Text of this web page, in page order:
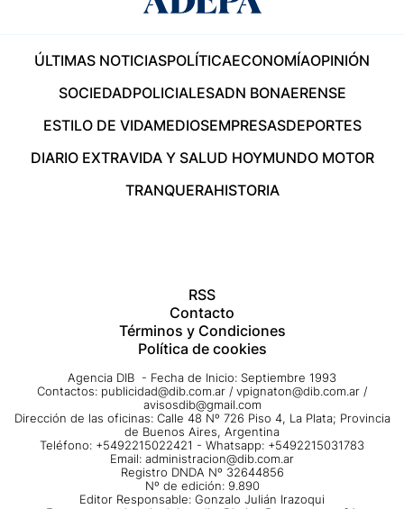
ÚLTIMAS NOTICIASPOLÍTICAECONOMÍAOPINIÓN
SOCIEDADPOLICIALESADN BONAERENSE
ESTILO DE VIDAMEDIOSEMPRESASDEPORTES
DIARIO EXTRAVIDA Y SALUD HOYMUNDO MOTOR
TRANQUERAHISTORIA
RSS
Contacto
Términos y Condiciones
Política de cookies
Agencia DIB - Fecha de Inicio: Septiembre 1993
Contactos: publicidad@dib.com.ar / vpignaton@dib.com.ar /
avisosdib@gmail.com
Dirección de las oficinas: Calle 48 Nº 726 Piso 4, La Plata; Provincia
de Buenos Aires, Argentina
Teléfono: +5492215022421 - Whatsapp: +5492215031783
Email: administracion@dib.com.ar
Registro DNDA Nº 32644856
Nº de edición: 9.890
Editor Responsable: Gonzalo Julián Irazoqui